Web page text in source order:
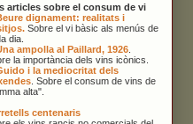
articles sobre el consum de vi
dignament: realitats i
Sobre el vi bàsic als menús de
dia.
ampolla al Paillard, 1926
la importància dels vins icònics.
i la mediocritat dels
. Sobre el consum de vins de
alta".
centenaris